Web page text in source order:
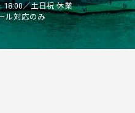
／土日祝 休業
ル対応のみ